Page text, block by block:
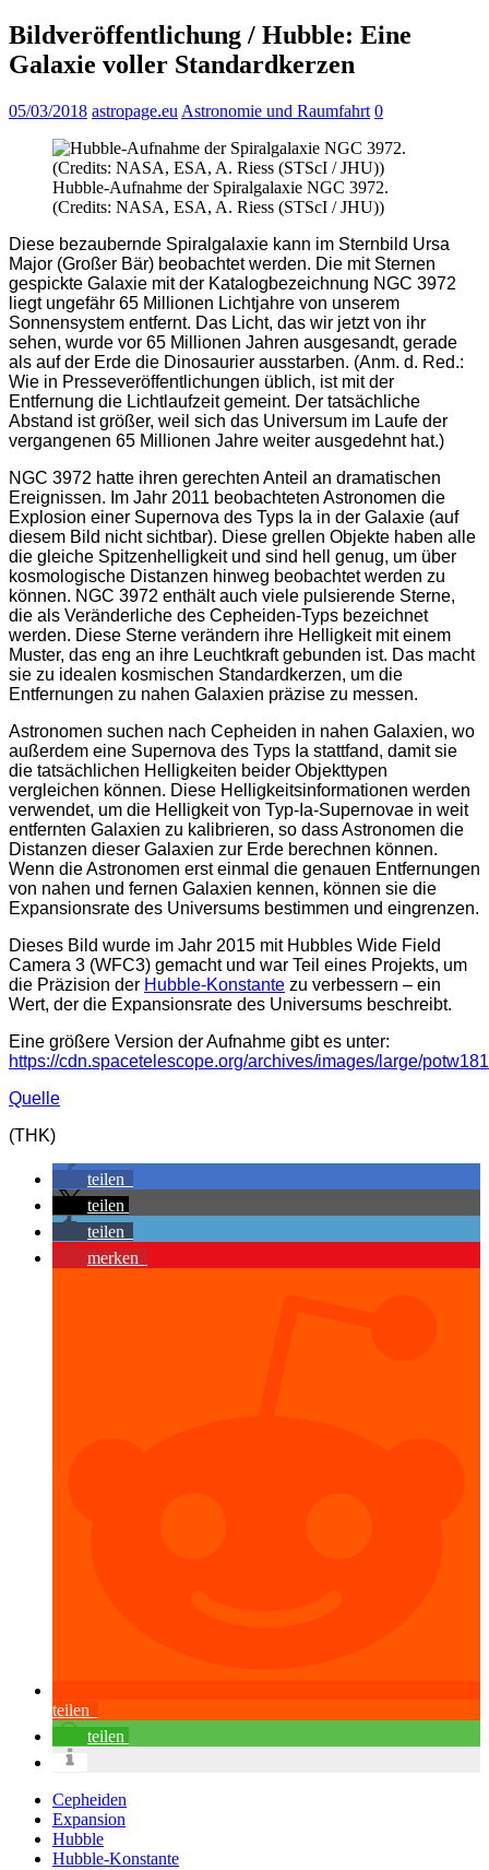
Bildveröffentlichung / Hubble: Eine
Galaxie voller Standardkerzen
05/03/2018 astropage.eu Astronomie und Raumfahrt 0
Hubble-Aufnahme der Spiralgalaxie NGC 3972.
(Credits: NASA, ESA, A. Riess (STScI / JHU))
Diese bezaubernde Spiralgalaxie kann im Sternbild Ursa
Major (Großer Bär) beobachtet werden. Die mit Sternen
gespickte Galaxie mit der Katalogbezeichnung NGC 3972
liegt ungefähr 65 Millionen Lichtjahre von unserem
Sonnensystem entfernt. Das Licht, das wir jetzt von ihr
sehen, wurde vor 65 Millionen Jahren ausgesandt, gerade
als auf der Erde die Dinosaurier ausstarben. (Anm. d. Red.:
Wie in Presseveröffentlichungen üblich, ist mit der
Entfernung die Lichtlaufzeit gemeint. Der tatsächliche
Abstand ist größer, weil sich das Universum im Laufe der
vergangenen 65 Millionen Jahre weiter ausgedehnt hat.)
NGC 3972 hatte ihren gerechten Anteil an dramatischen
Ereignissen. Im Jahr 2011 beobachteten Astronomen die
Explosion einer Supernova des Typs Ia in der Galaxie (auf
diesem Bild nicht sichtbar). Diese grellen Objekte haben alle
die gleiche Spitzenhelligkeit und sind hell genug, um über
kosmologische Distanzen hinweg beobachtet werden zu
können. NGC 3972 enthält auch viele pulsierende Sterne,
die als Veränderliche des Cepheiden-Typs bezeichnet
werden. Diese Sterne verändern ihre Helligkeit mit einem
Muster, das eng an ihre Leuchtkraft gebunden ist. Das macht
sie zu idealen kosmischen Standardkerzen, um die
Entfernungen zu nahen Galaxien präzise zu messen.
Astronomen suchen nach Cepheiden in nahen Galaxien, wo
außerdem eine Supernova des Typs Ia stattfand, damit sie
die tatsächlichen Helligkeiten beider Objekttypen
vergleichen können. Diese Helligkeitsinformationen werden
verwendet, um die Helligkeit von Typ-Ia-Supernovae in weit
entfernten Galaxien zu kalibrieren, so dass Astronomen die
Distanzen dieser Galaxien zur Erde berechnen können.
Wenn die Astronomen erst einmal die genauen Entfernungen
von nahen und fernen Galaxien kennen, können sie die
Expansionsrate des Universums bestimmen und eingrenzen.
Dieses Bild wurde im Jahr 2015 mit Hubbles Wide Field
Camera 3 (WFC3) gemacht und war Teil eines Projekts, um
die Präzision der Hubble-Konstante zu verbessern – ein
Wert, der die Expansionsrate des Universums beschreibt.
Eine größere Version der Aufnahme gibt es unter:
https://cdn.spacetelescope.org/archives/images/large/
Quelle
(THK)
teilen
teilen
teilen
merken
teilen
teilen
Cepheiden
Expansion
Hubble
Hubble-Konstante